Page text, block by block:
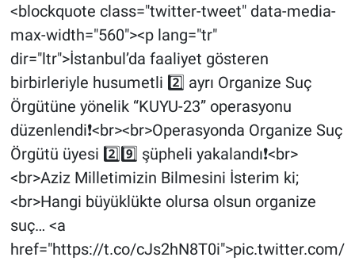
<blockquote class="twitter-tweet" data-media-
max-width="560"><p lang="tr"
dir="ltr">İstanbul’da faaliyet gösteren
birbirleriyle husumetli 2️⃣ ayrı Organize Suç
Örgütüne yönelik “KUYU-23” operasyonu
düzenlendi❗️<br><br>Operasyonda Organize Suç
Örgütü üyesi 2️⃣9️⃣ şüpheli yakalandı❗️<br>
<br>Aziz Milletimizin Bilmesini İsterim ki;
<br>Hangi büyüklükte olursa olsun organize
suç… <a
href="https://t.co/cJs2hN8T0i">pic.twitter.com/